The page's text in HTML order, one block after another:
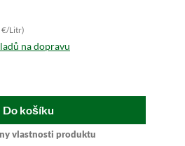
€/Litr)
na dopravu
Do košíku
vlastnosti produktu